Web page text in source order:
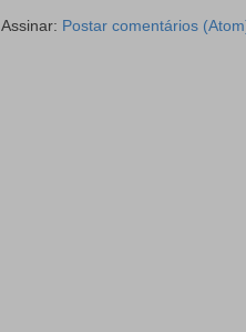
Assinar: Postar comentários